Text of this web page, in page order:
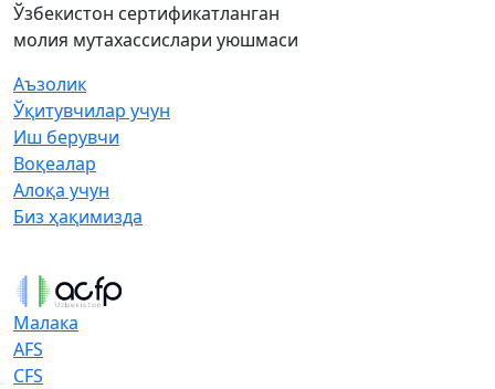
Ўзбекистон сертификатланган
молия мутахассислари уюшмаси
Аъзолик
Ўқитувчилар учун
Иш берувчи
Воқеалар
Алоқа учун
Биз ҳақимизда
Малака
AFS
CFS